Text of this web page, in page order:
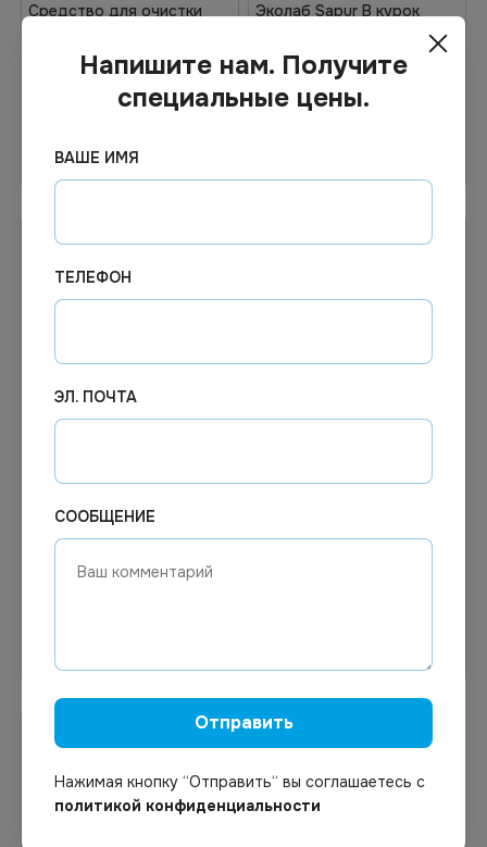
Средство для очистки
Узнать цену
Эколаб Sapur B курок
Эколаб Sapur А курок
500мл
Напишите нам. Получите
специальные цены.
ВАШЕ ИМЯ
ТЕЛЕФОН
ЭЛ. ПОЧТА
СООБЩЕНИЕ
Отправить
Нажимая кнопку “Отправить“ вы соглашаетесь с
политикой конфиденциальности